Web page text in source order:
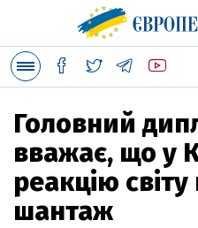
Головний
вважає, що у
реакцію
шантаж